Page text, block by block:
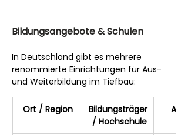
Bildungsangebote & Schulen
In Deutschland gibt es mehrere
renommierte Einrichtungen für Aus-
und Weiterbildung im Tiefbau:
Ort / Region
Bildungsträger
/ Hochschule